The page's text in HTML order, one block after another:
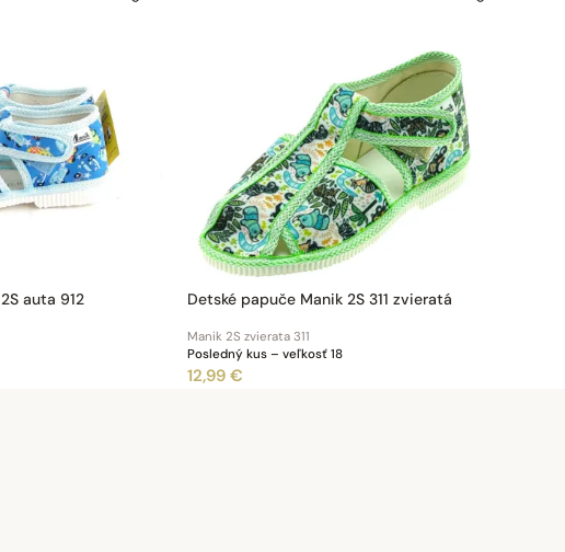
auta 912 Detské papuče Manik 2S 311 zvieratá
Manik 2S zvierata 311
Posledný kus – veľkosť 18
12,99 €